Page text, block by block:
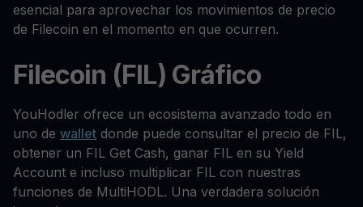
esencial para aprovechar los movimientos de precio
de Filecoin en el momento en que ocurren.
Filecoin (FIL) Gráfico
YouHodler ofrece un ecosistema avanzado todo en
uno de wallet donde puede consultar el precio de FIL,
obtener un FIL Get Cash, ganar FIL en su Yield
Account e incluso multiplicar FIL con nuestras
funciones de MultiHODL. Una verdadera solución